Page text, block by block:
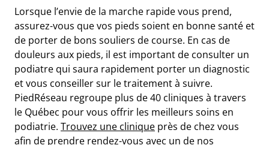
Lorsque l’envie de la marche rapide vous prend,
assurez-vous que vos pieds soient en bonne santé et
de porter de bons souliers de course. En cas de
douleurs aux pieds, il est important de consulter un
podiatre qui saura rapidement porter un diagnostic
et vous conseiller sur le traitement à suivre.
PiedRéseau regroupe plus de 40 cliniques à travers
le Québec pour vous offrir les meilleurs soins en
podiatrie. Trouvez une clinique près de chez vous
afin de prendre rendez-vous avec un de nos